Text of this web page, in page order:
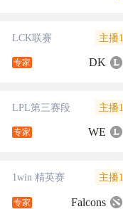
LCK联赛 主播1
专家 DK
LPL第三赛段 主播1
专家 WE
1win 精英赛 主播1
专家 Falcons